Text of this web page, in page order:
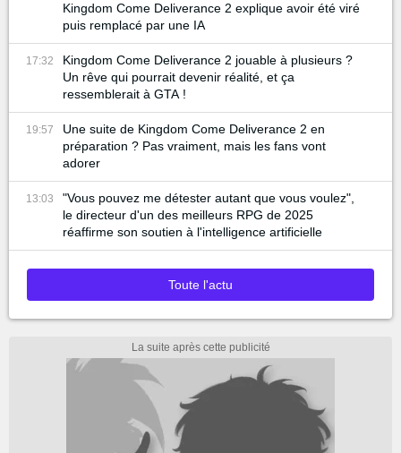
Kingdom Come Deliverance 2 explique avoir été viré
puis remplacé par une IA
17:32
Kingdom Come Deliverance 2 jouable à plusieurs ?
Un rêve qui pourrait devenir réalité, et ça
ressemblerait à GTA !
19:57
Une suite de Kingdom Come Deliverance 2 en
préparation ? Pas vraiment, mais les fans vont
adorer
13:03
"Vous pouvez me détester autant que vous voulez",
le directeur d'un des meilleurs RPG de 2025
réaffirme son soutien à l'intelligence artificielle
Toute l'actu